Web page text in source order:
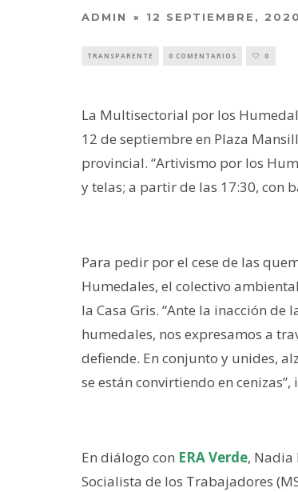
ADMIN 12 SEPTIEMBRE, 2020
TRANSPARENTE 0 COMENTARIOS 0
La Multisectorial por los
12 de septiembre en Plaza
provincial. “Artivismo por los
y telas; a partir de las 17:30, con
Para pedir por el cese de las
Humedales, el colectivo
la Casa Gris. “Ante la inacción
humedales, nos expresamos a
defiende. En conjunto y unides,
se están convirtiendo en
En diálogo con ERA Verde, Nadia
Socialista de los Trabajadores